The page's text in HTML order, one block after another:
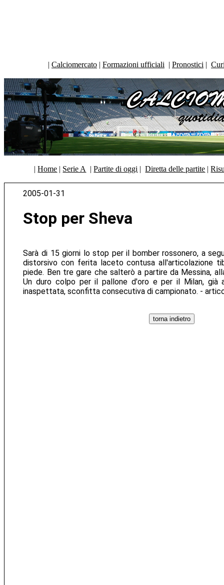
| Calciomercato | Formazioni ufficiali | Pronostici |
|Home | Serie A |Partite di oggi |Diretta delle partite |
2005-01-31
Stop per Sheva
Sarà di 15 giorni lo stop per il bomber rossonero, a
distorsivo con ferita laceto contusa all'articolazione
piede. Ben tre gare che salterò a partire da Messina,
Un duro colpo per il pallone d'oro e per il Milan, già
inaspettata, sconfitta consecutiva di campionato. -